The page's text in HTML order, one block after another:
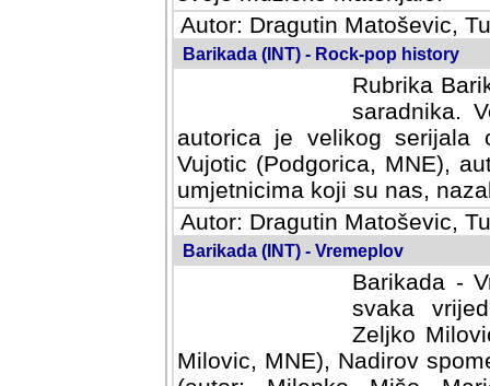
Autor: Dragutin Matoševic,
Barikada (INT) - Rock-pop history
Rubrika
saradnika.
autorica je velikog serijala
Vujotic (Podgorica, MNE),
umjetnicima koji su nas,
Autor: Dragutin Matoševic,
Barikada (INT) - Vremeplov
Barikada -
svaka
Milovic,
MNE), Nadirov spomenar